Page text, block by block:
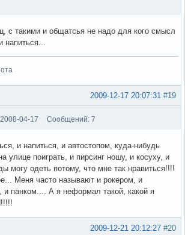
с такими и общатсья не надо для кого смысл
напиться...
#19
2009-12-17 20:07:31
04-17 Сообщений: 7
и напиться, и автостопом, куда-нибудь
улице поиграть, и пирсинг ношу, и косуху, и
могу одеть потому, что мне так нравиться!!!!
Меня часто называют и рокером, и
и панком.... А я неформал такой, какой я
#20
2009-12-21 20:12:27